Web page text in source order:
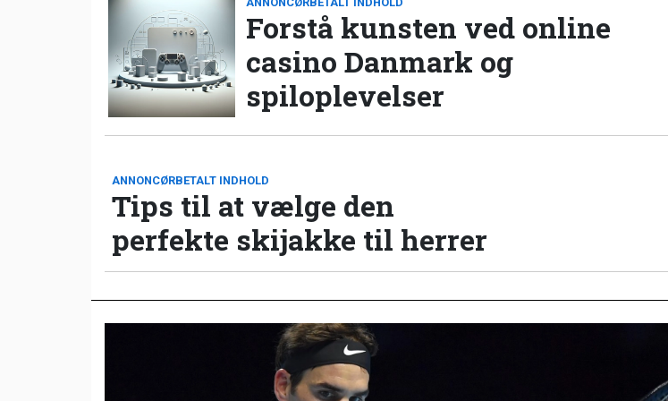
Forstå kunsten ved online
casino Danmark og
spiloplevelser
ANNONCØRBETALT INDHOLD
Tips til at vælge den
perfekte skijakke til herrer